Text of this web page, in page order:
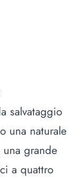
salvataggio
una naturale
una grande
a quattro